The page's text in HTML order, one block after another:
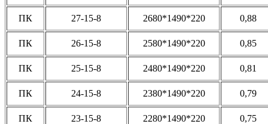
ПК 27-15-8 2680*1490*220 0,88
ПК 26-15-8 2580*1490*220 0,85
ПК 25-15-8 2480*1490*220 0,81
ПК 24-15-8 2380*1490*220 0,79
ПК 23-15-8 2280*1490*220 0,75